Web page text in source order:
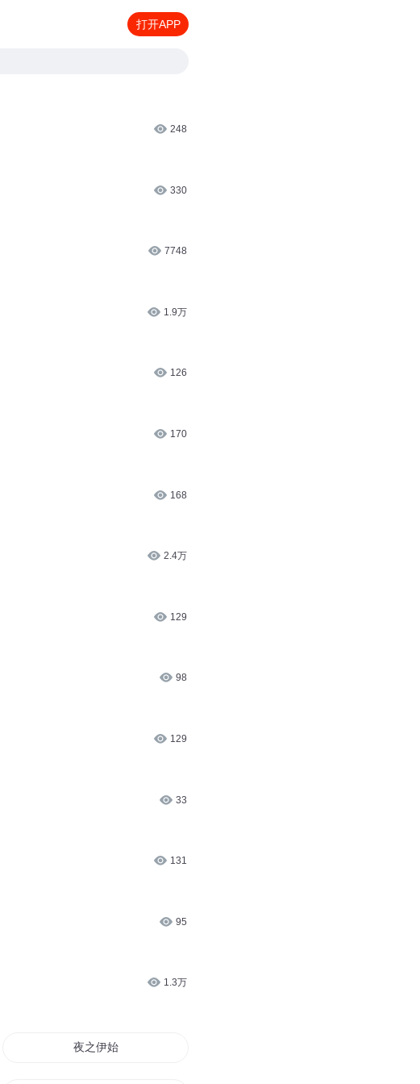
打开APP
248
330
7748
1.9万
126
170
168
2.4万
129
98
129
33
131
95
1.3万
夜之伊始